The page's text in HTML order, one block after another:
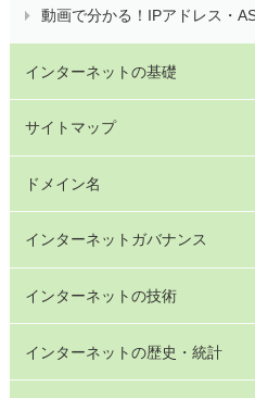
動画で分かる！IPアドレス・
インターネットの基礎
サイトマップ
ドメイン名
インターネットガバナンス
インターネットの技術
インターネットの歴史・統計